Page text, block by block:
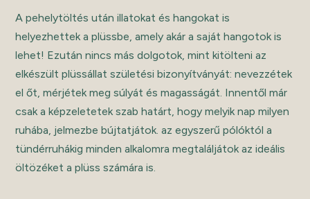
A pehelytöltés után illatokat és hangokat is
helyezhettek a plüssbe, amely akár a saját hangotok is
lehet! Ezután nincs más dolgotok, mint kitölteni az
elkészült plüssállat születési bizonyítványát: nevezzétek
el őt, mérjétek meg súlyát és magasságát. Innentől már
csak a képzeletetek szab határt, hogy melyik nap milyen
ruhába, jelmezbe bújtatjátok. az egyszerű pólóktól a
tündérruhákig minden alkalomra megtaláljátok az ideális
öltözéket a plüss számára is.